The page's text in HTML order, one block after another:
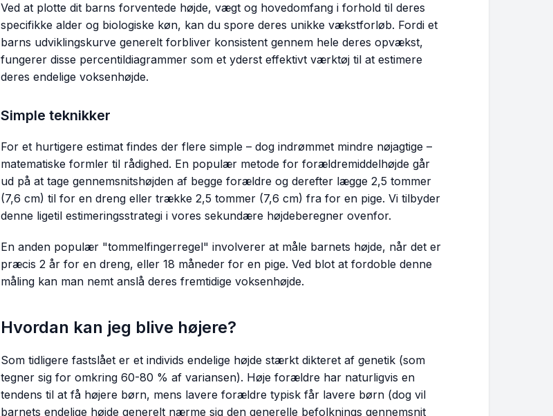
Ved at plotte dit barns forventede højde, vægt og hovedomfang i forhold til deres
specifikke alder og biologiske køn, kan du spore deres unikke vækstforløb. Fordi et
barns udviklingskurve generelt forbliver konsistent gennem hele deres opvækst,
fungerer disse percentildiagrammer som et yderst effektivt værktøj til at estimere
deres endelige voksenhøjde.
Simple teknikker
For et hurtigere estimat findes der flere simple – dog indrømmet mindre nøjagtige –
matematiske formler til rådighed. En populær metode for forældremiddelhøjde går
ud på at tage gennemsnitshøjden af begge forældre og derefter lægge 2,5 tommer
(7,6 cm) til for en dreng eller trække 2,5 tommer (7,6 cm) fra for en pige. Vi tilbyder
denne ligetil estimeringsstrategi i vores sekundære højdeberegner ovenfor.
En anden populær "tommelfingerregel" involverer at måle barnets højde, når det er
præcis 2 år for en dreng, eller 18 måneder for en pige. Ved blot at fordoble denne
måling kan man nemt anslå deres fremtidige voksenhøjde.
Hvordan kan jeg blive højere?
Som tidligere fastslået er et individs endelige højde stærkt dikteret af genetik (som
tegner sig for omkring 60-80 % af variansen). Høje forældre har naturligvis en
tendens til at få højere børn, mens lavere forældre typisk får lavere børn (dog vil
barnets endelige højde generelt nærme sig den generelle befolknings gennemsnit